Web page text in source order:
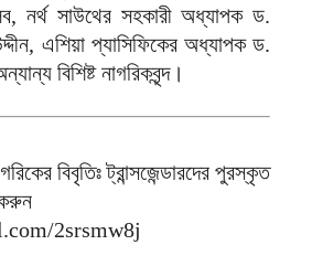
নর্থ সাউথের সহকারী অধ্যাপক ড.
এশিয়া প্যাসিফিকের অধ্যাপক ড.
বিশিষ্ট নাগরিকবৃন্দ।
বিবৃতিঃ ট্রান্সজেন্ডারদের পুরস্কৃত
করুন
2srsmw8j